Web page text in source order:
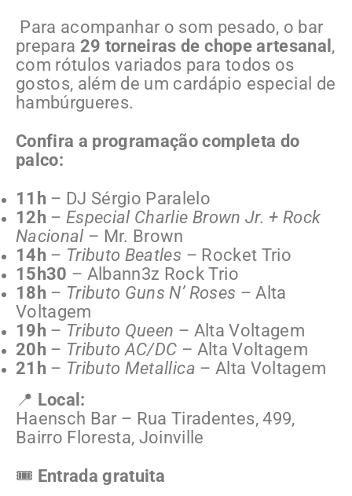
Para acompanhar o som pesado, o bar
prepara 29 torneiras de chope artesanal ,
com rótulos variados para todos os
gostos, além de um cardápio especial de
hambúrgueres.
Confira a programação completa do
palco:
11h – DJ Sérgio Paralelo
12h –Especial Charlie Brown Jr. + Rock
Nacional – Mr. Brown
14h – Tributo Beatles – Rocket Trio
15h30 – Albann3z Rock Trio
18h – Tributo Guns N’ Roses – Alta
Voltagem
19h – Tributo Queen – Alta Voltagem
20h – Tributo AC/DC – Alta Voltagem
21h – Tributo Metallica – Alta Voltagem
📍 Local:
Haensch Bar – Rua Tiradentes, 499,
Bairro Floresta, Joinville
🎟️ Entrada gratuita